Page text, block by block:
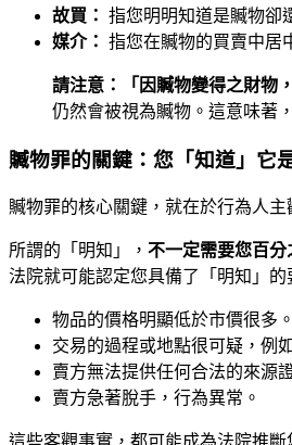
故買： 指您明明知道是贓物卻
媒介： 指您在贓物的買賣中居
請注意：「因贓物變得之財物
仍然會被視為贓物。這意味著
贓物罪的關鍵：您「知道」它
贓物罪的核心關鍵，就在於行為人
所謂的「明知」， 不一定需要您百
法院就可能認定您具備了「明知」的
物品的價格明顯低於市價很多。
交易的過程或地點很可疑，例
賣方無法提供任何合法的來源
賣方急著脫手，行為異常。